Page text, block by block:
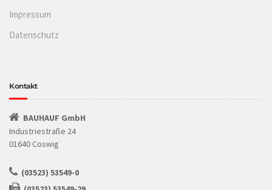
Impressum
Datenschutz
Kontakt
BAUHAUF GmbH
Industriestraße 24
01640 Coswig
(03523) 53549-0